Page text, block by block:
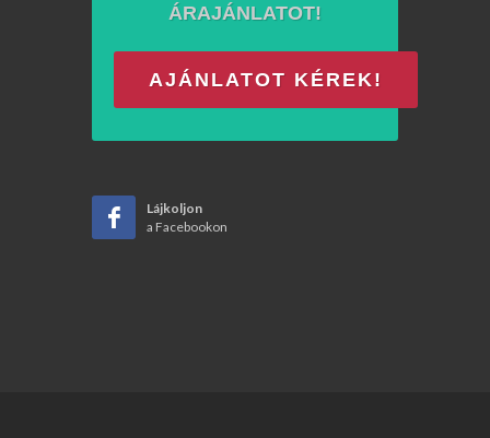
ÁRAJÁNLATOT!
AJÁNLATOT KÉREK!
Lájkoljon
a Facebookon